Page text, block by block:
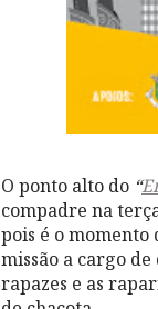
O ponto alto do “
compadre na
pois é o momento
missão a cargo
rapazes e as